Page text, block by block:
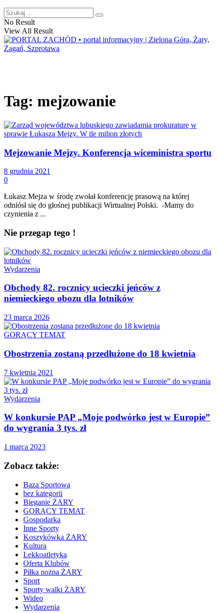
No Result
View All Result
Tag: mejzowanie
Mejzowanie Mejzy. Konferencja wiceministra sportu
8 grudnia 2021
0
Łukasz Mejza w środę zwołał konferencję prasową na której
odniósł się do głośnej publikacji Wirtualnej Polski. -Mamy do
czynienia z ...
Nie przegap tego !
Wydarzenia
Obchody 82. rocznicy ucieczki jeńców z
niemieckiego obozu dla lotników
23 marca 2026
GORĄCY TEMAT
Obostrzenia zostaną przedłużone do 18 kwietnia
7 kwietnia 2021
Wydarzenia
W konkursie PAP „Moje podwórko jest w Europie”
do wygrania 3 tys. zł
1 marca 2023
Zobacz także:
Baza Sportowa
bez kategorii
Bieganie ŻARY
GORĄCY TEMAT
Gospodarka
Inne Sporty
Koszykówka ŻARY
Kultura
Lekkoatletyka
Oferta Klubów
Piłka nożna ŻARY
Sport
Sporty walki ŻARY
Wideo
Wydarzenia